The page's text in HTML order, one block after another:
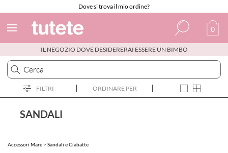
Dove si trova il mio ordine?
Spagnolo
Italiano
Inglese
Portoghese
0
IL NEGOZIO DOVE DESIDERERAI ESSERE UN BIMBO
FILTRI ORDINARE PER
SANDALI
Accessori Mare > Sandali e Ciabatte